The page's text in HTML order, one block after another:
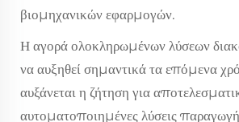
βιομηχανικών εφαρμογών.
Η αγορά ολοκληρωμένων λύσεων
να αυξηθεί σημαντικά τα επόμενα
αυξάνεται η ζήτηση για
αυτοματοποιημένες λύσεις